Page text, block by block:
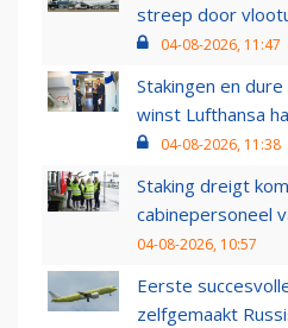
streep door
04-08-2026, 11:47
Stakingen en
winst Lufthansa
04-08-2026, 11:38
Staking dreigt
cabinepersoneel
04-08-2026, 10:57
Eerste
zelfgemaakt